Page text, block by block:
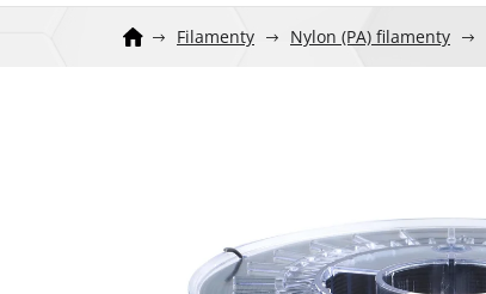
Filamenty Nylon (PA) filamenty